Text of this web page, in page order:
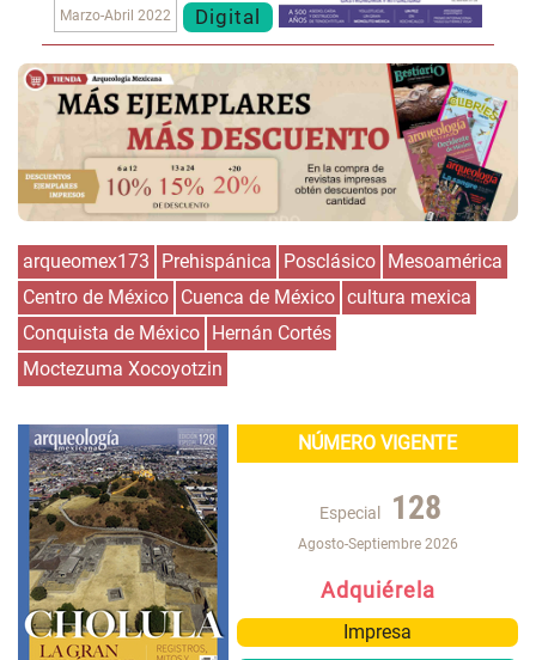
Marzo-Abril 2022 Digital
arqueomex173 Prehispánica Posclásico Mesoamérica
Centro de México Cuenca de México cultura mexica
Conquista de México Hernán Cortés
Moctezuma Xocoyotzin
NÚMERO VIGENTE
Especial 128
Agosto-Septiembre 2026
Adquiérela
Impresa